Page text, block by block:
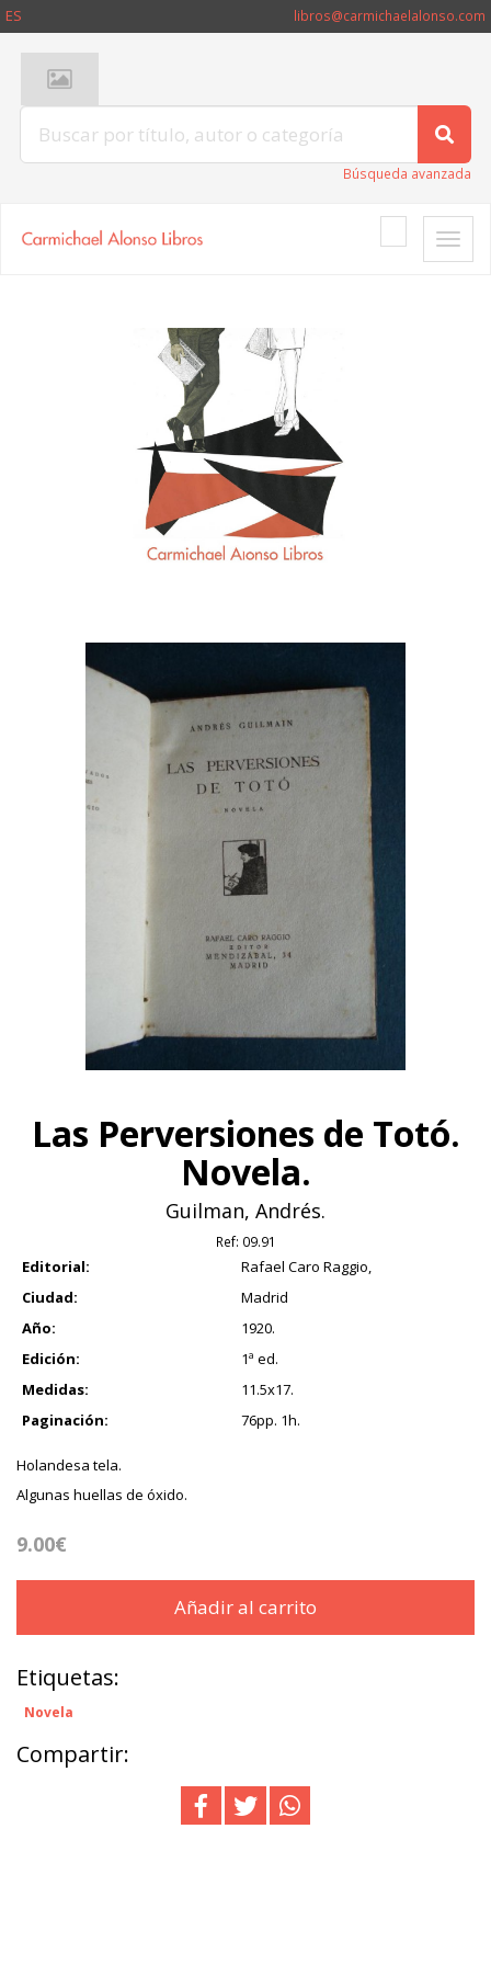
ES libros@carmichaelalonso.com
Búsqueda avanzada
Toggle
Las Perversiones de Totó.
Novela.
Guilman, Andrés.
Ref: 09.91
Editorial:
Rafael Caro Raggio,
Ciudad:
Madrid
Año:
1920.
Edición:
1ª ed.
Medidas:
11.5x17.
Paginación:
76pp. 1h.
Holandesa tela.
Algunas huellas de óxido.
9.00€
Añadir al carrito
Etiquetas:
Novela
Compartir: